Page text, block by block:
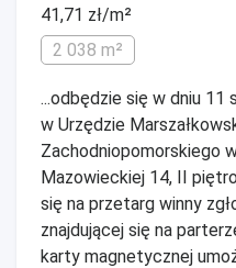
41,71 zł/m²
2 038 m²
...odbędzie się w dniu 11
w Urzędzie
Zachodniopomorskiego
Mazowieckiej 14, II
się na przetarg winny
znajdującej się na
karty magnetycznej